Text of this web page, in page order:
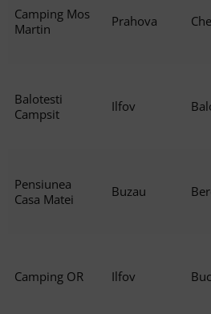
Camping Mos
Martin
Prahova
Balotesti
Campsit
Ilfov
Pensiunea
Casa Matei
Buzau
Camping OR Ilfov